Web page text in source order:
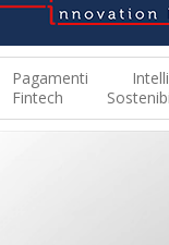
Pagamenti
Fintech